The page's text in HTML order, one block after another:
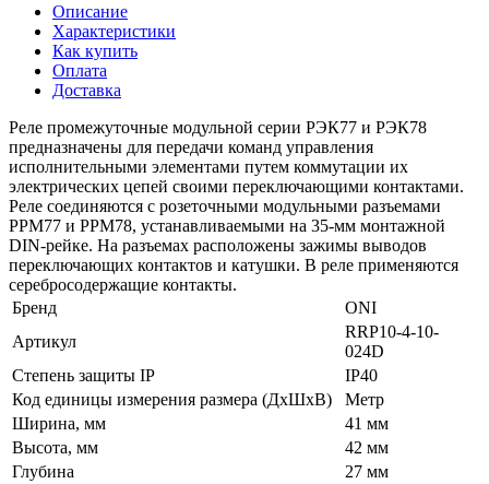
Описание
Характеристики
Как купить
Оплата
Доставка
Реле промежуточные модульной серии РЭК77 и РЭК78
предназначены для передачи команд управления
исполнительными элементами путем коммутации их
электрических цепей своими переключающими контактами.
Реле соединяются с розеточными модульными разъемами
РРМ77 и РРМ78, устанавливаемыми на 35-мм монтажной
DIN-рейке. На разъемах расположены зажимы выводов
переключающих контактов и катушки. В реле применяются
серебросодержащие контакты.
Бренд
ONI
Артикул
RRP10-4-10-
024D
Степень защиты IP
IP40
Код единицы измерения размера (ДхШхВ)
Метр
Ширина, мм
41 мм
Высота, мм
42 мм
Глубина
27 мм